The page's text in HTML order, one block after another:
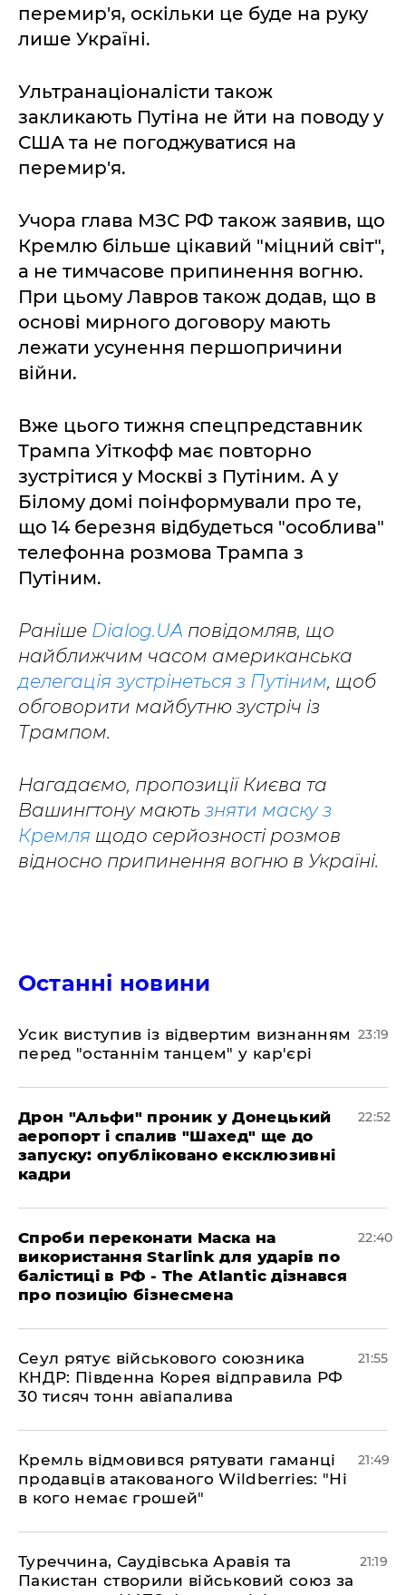
перемир'я, оскільки це буде на руку
лише Україні.
Ультранаціоналісти також
закликають Путіна не йти на поводу у
США та не погоджуватися на
перемир'я.
Учора глава МЗС РФ також заявив, що
Кремлю більше цікавий "міцний світ",
а не тимчасове припинення вогню.
При цьому Лавров також додав, що в
основі мирного договору мають
лежати усунення першопричини
війни.
Вже цього тижня спецпредставник
Трампа Уіткофф має повторно
зустрітися у Москві з Путіним. А у
Білому домі поінформували про те,
що 14 березня відбудеться "особлива"
телефонна розмова Трампа з
Путіним.
Раніше Dialog.UA повідомляв, що
найближчим часом американська
делегація зустрінеться з Путіним, щоб
обговорити майбутню зустріч із
Трампом.
Нагадаємо, пропозиції Києва та
Вашингтону мають зняти маску з
Кремля щодо серйозності розмов
відносно припинення вогню в Україні.
Останні новини
​Усик виступив із відвертим визнанням
перед "останнім танцем" у кар'єрі
23:19
​Дрон "Альфи" проник у Донецький
аеропорт і спалив "Шахед" ще до
запуску: опубліковано ексклюзивні
кадри
22:52
​Спроби переконати Маска на
використання Starlink для ударів по
балістиці в РФ - The Atlantic дізнався
про позицію бізнесмена
22:40
​Сеул рятує військового союзника
КНДР: Південна Корея відправила РФ
30 тисяч тонн авіапалива
21:55
​Кремль відмовився рятувати гаманці
продавців атакованого Wildberries: "Ні
в кого немає грошей"
21:49
​Туреччина, Саудівська Аравія та
Пакистан створили військовий союз за
21:19